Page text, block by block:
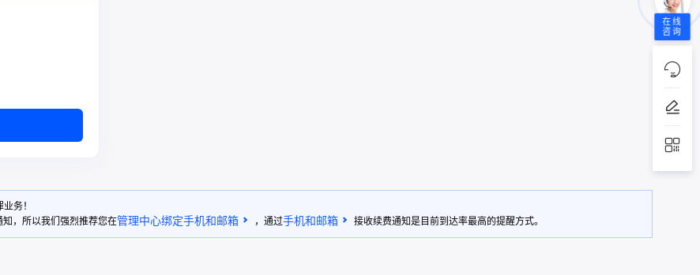
务！
，所以我们强烈推荐您在管理中心绑定手机和邮箱 ，通过手机和邮箱 接收续费通知是目前到达率最高的提醒方式。
在线
咨询